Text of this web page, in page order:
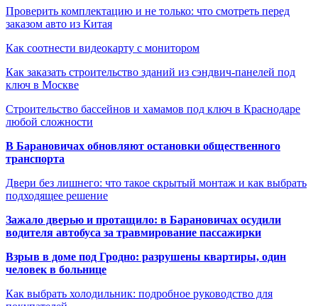
Проверить комплектацию и не только: что смотреть перед
заказом авто из Китая
Как соотнести видеокарту с монитором
Как заказать строительство зданий из сэндвич-панелей под
ключ в Москве
Строительство бассейнов и хамамов под ключ в Краснодаре
любой сложности
В Барановичах обновляют остановки общественного
транспорта
Двери без лишнего: что такое скрытый монтаж и как выбрать
подходящее решение
Зажало дверью и протащило: в Барановичах осудили
водителя автобуса за травмирование пассажирки
Взрыв в доме под Гродно: разрушены квартиры, один
человек в больнице
Как выбрать холодильник: подробное руководство для